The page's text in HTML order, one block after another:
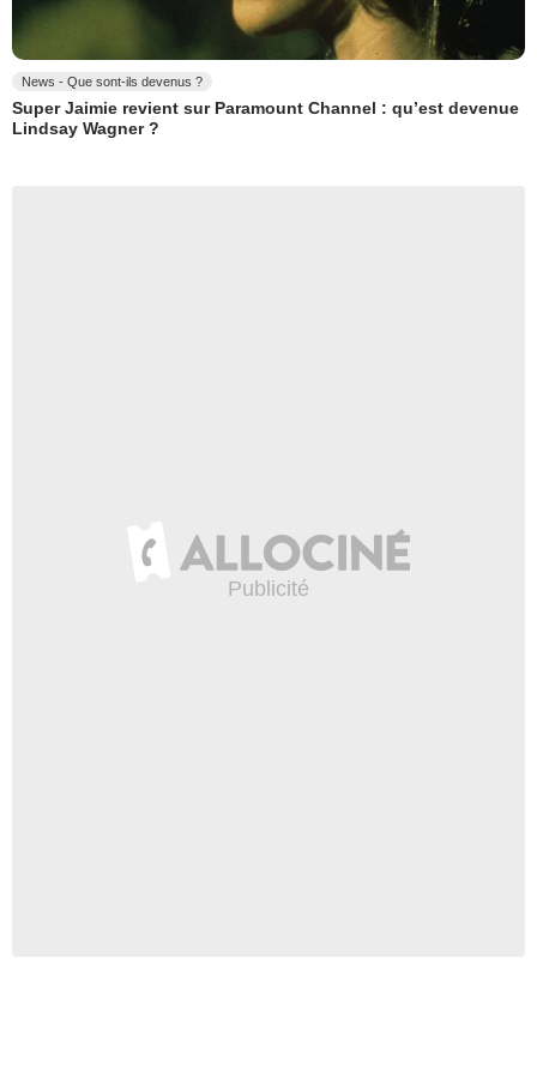
News - Que sont-ils devenus ?
Super Jaimie revient sur Paramount Channel : qu’est devenue
Lindsay Wagner ?